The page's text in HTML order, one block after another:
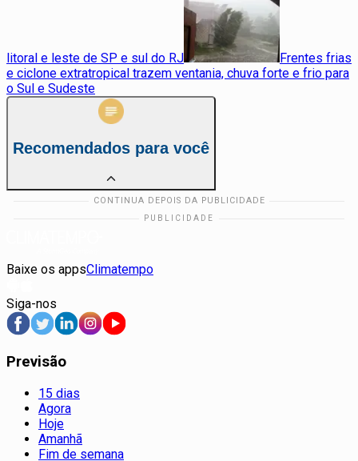
litoral e leste de SP e sul do RJ
Frentes frias
e ciclone extratropical trazem ventania, chuva forte e frio para
o Sul e Sudeste
Recomendados para você
Baixe os appsClimatempo
Siga-nos
Previsão
15 dias
Agora
Hoje
Amanhã
Fim de semana